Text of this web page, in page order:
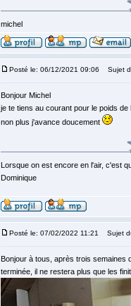
michel
Posté le: 06/12/2021 09:06 Sujet
Bonjour Michel
je te tiens au courant pour le poids
non plus j'avance doucement
Lorsque on est encore en l'air, c'est
Dominique
Posté le: 07/02/2022 11:21 Sujet
Bonjour à tous, après trois semaines
terminée, il ne restera plus que les